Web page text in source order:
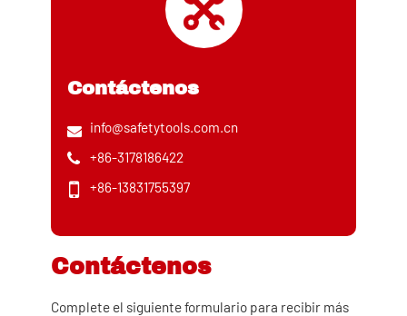
Contáctenos
info@safetytools.com.cn
+86-3178186422
+86-13831755397
Contáctenos
Complete el siguiente formulario para recibir más